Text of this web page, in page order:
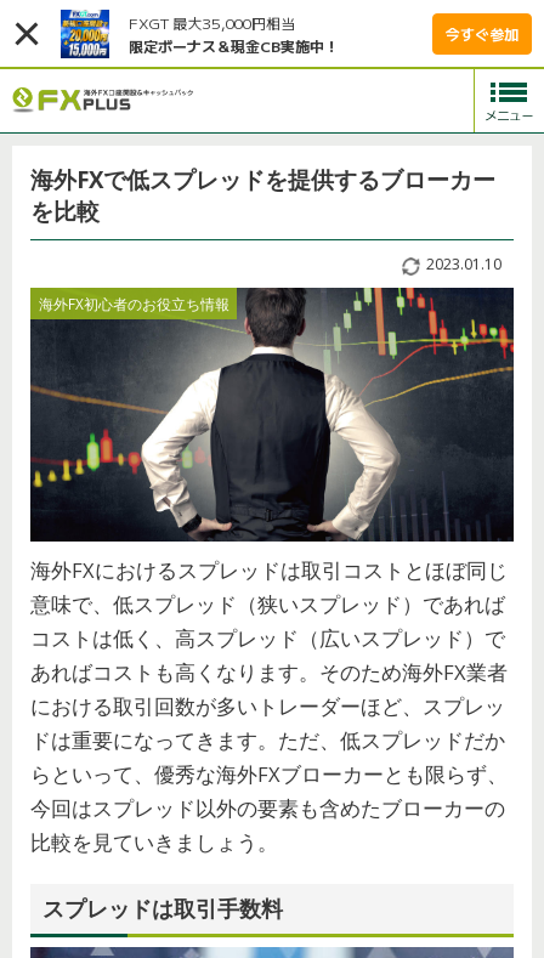
FXGT 最大35,000円相当
限定ボーナス＆現金CB実施中！
今すぐ参加
海外FXで低スプレッドを提供するブローカー
を比較
2023.01.10
海外FX初心者のお役立ち情報
海外FXにおけるスプレッドは取引コストとほぼ同じ
意味で、低スプレッド（狭いスプレッド）であれば
コストは低く、高スプレッド（広いスプレッド）で
あればコストも高くなります。そのため海外FX業者
における取引回数が多いトレーダーほど、スプレッ
ドは重要になってきます。ただ、低スプレッドだか
らといって、優秀な海外FXブローカーとも限らず、
今回はスプレッド以外の要素も含めたブローカーの
比較を見ていきましょう。
スプレッドは取引手数料